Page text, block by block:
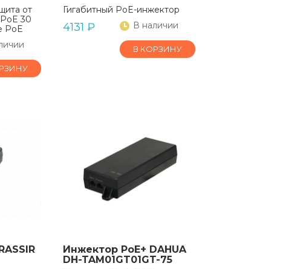
от
30
PoE
Гигабитный PoE-инжектор
4131 ₽ В наличии
В КОРЗИНУ
Инжектор PoE+ DAHUA
DH-TAM01GT01GT-75